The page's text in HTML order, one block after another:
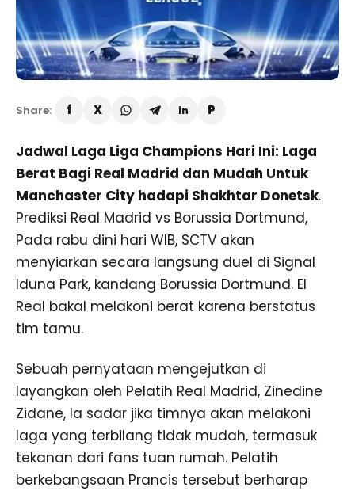
Share:
Jadwal Laga Liga Champions Hari Ini: Laga
Berat Bagi Real Madrid dan Mudah Untuk
Manchaster City hadapi Shakhtar Donetsk.
Prediksi Real Madrid vs Borussia Dortmund,
Pada rabu dini hari WIB, SCTV akan
menyiarkan secara langsung duel di Signal
Iduna Park, kandang Borussia Dortmund. El
Real bakal melakoni berat karena berstatus
tim tamu.
Sebuah pernyataan mengejutkan di
layangkan oleh Pelatih Real Madrid, Zinedine
Zidane, Ia sadar jika timnya akan melakoni
laga yang terbilang tidak mudah, termasuk
tekanan dari fans tuan rumah. Pelatih
berkebangsaan Prancis tersebut berharap